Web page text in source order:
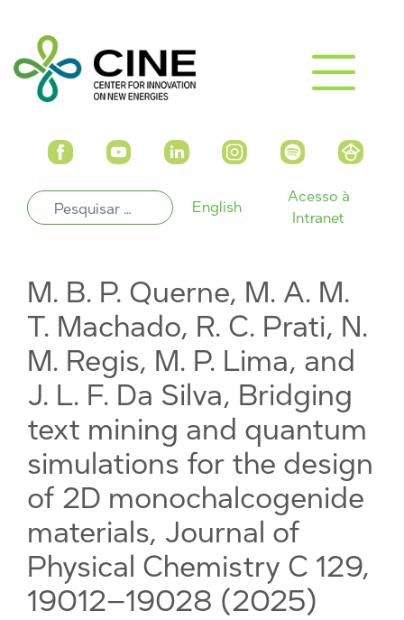
English
Acesso à
Intranet
M. B. P. Querne, M. A. M.
T. Machado, R. C. Prati, N.
M. Regis, M. P. Lima, and
J. L. F. Da Silva, Bridging
text mining and quantum
simulations for the design
of 2D monochalcogenide
materials, Journal of
Physical Chemistry C 129,
19012–19028 (2025)